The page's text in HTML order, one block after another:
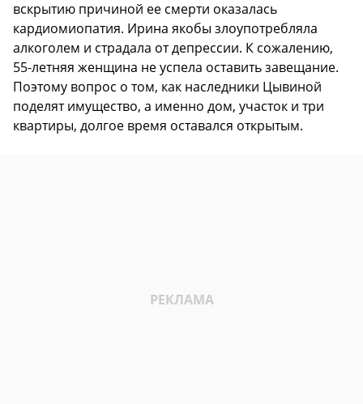
вскрытию причиной ее смерти оказалась
кардиомиопатия. Ирина якобы злоупотребляла
алкоголем и страдала от депрессии. К сожалению,
55-летняя женщина не успела оставить завещание.
Поэтому вопрос о том, как наследники Цывиной
поделят имущество, а именно дом, участок и три
квартиры, долгое время оставался открытым.